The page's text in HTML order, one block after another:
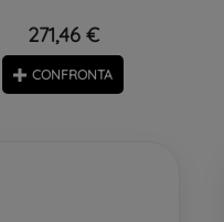
271,46 €
CONFRONTA